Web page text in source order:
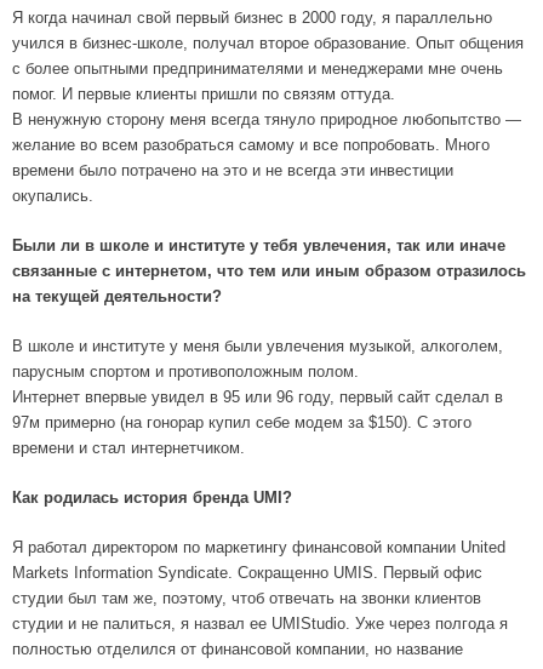
Я когда начинал свой первый бизнес в 2000 году, я параллельно
учился в бизнес-школе, получал второе образование. Опыт общения
с более опытными предпринимателями и менеджерами мне очень
помог. И первые клиенты пришли по связям оттуда.
В ненужную сторону меня всегда тянуло природное любопытство —
желание во всем разобраться самому и все попробовать. Много
времени было потрачено на это и не всегда эти инвестиции
окупались.
Были ли в школе и институте у тебя увлечения, так или иначе
связанные с интернетом, что тем или иным образом отразилось
на текущей деятельности?
В школе и институте у меня были увлечения музыкой, алкоголем,
парусным спортом и противоположным полом.
Интернет впервые увидел в 95 или 96 году, первый сайт сделал в
97м примерно (на гонорар купил себе модем за $150). C этого
времени и стал интернетчиком.
Как родилась история бренда UMI?
Я работал директором по маркетингу финансовой компании United
Markets Information Syndicate. Сокращенно UMIS. Первый офис
студии был там же, поэтому, чтоб отвечать на звонки клиентов
студии и не палиться, я назвал ее UMIStudio. Уже через полгода я
полностью отделился от финансовой компании, но название